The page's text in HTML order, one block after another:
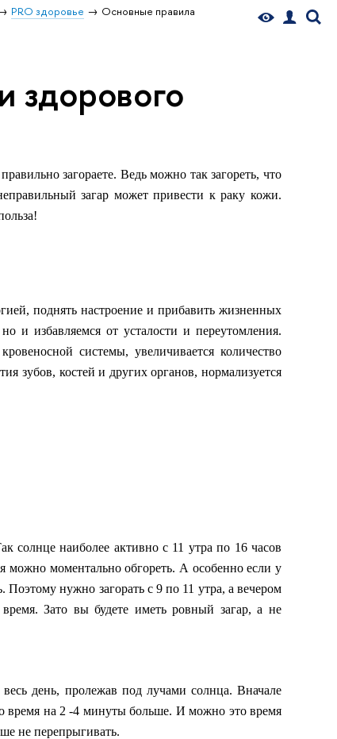
PRO здоровье
Основные правила
здорового
загораете. Ведь можно так загореть, что
загар может привести к раку кожи.
поднять настроение и прибавить жизненных
и избавляемся от усталости и переутомления.
системы, увеличивается количество
зубов, костей и других органов, нормализуется
солнце наиболее активно с 11 утра по 16 часов
можно моментально обгореть. А особенно если у
Поэтому нужно загорать с 9 по 11 утра, а вечером
Зато вы будете иметь ровный загар, а не
день, пролежав под лучами солнца. Вначале
время на 2 -4 минуты больше. И можно это время
не перепрыгивать.